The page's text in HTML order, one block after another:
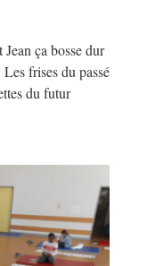
ça bosse dur
frises du passé
du futur